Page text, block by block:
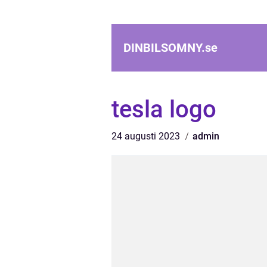
DINBILSOMNY.se
tesla logo
24 augusti 2023 admin